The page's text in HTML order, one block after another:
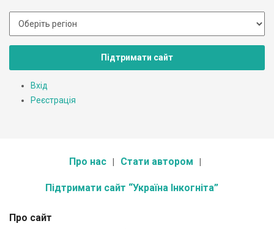
Підтримати сайт
Вхід
Реєстрація
Про нас Стати автором
Підтримати сайт “Україна Інкогніта”
Про сайт